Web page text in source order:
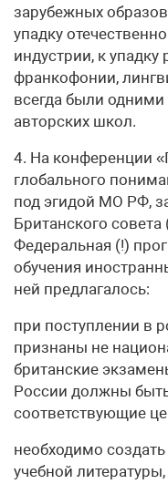
зарубежных
упадку
индустрии, к
франкофонии,
всегда были
авторских школ.
4. На конференции
глобального
под эгидой МО РФ,
Британского
Федеральная (!)
обучения
ней предлагалось:
при поступлении в
признаны не
британские
России должны
соответствующие
необходимо
учебной